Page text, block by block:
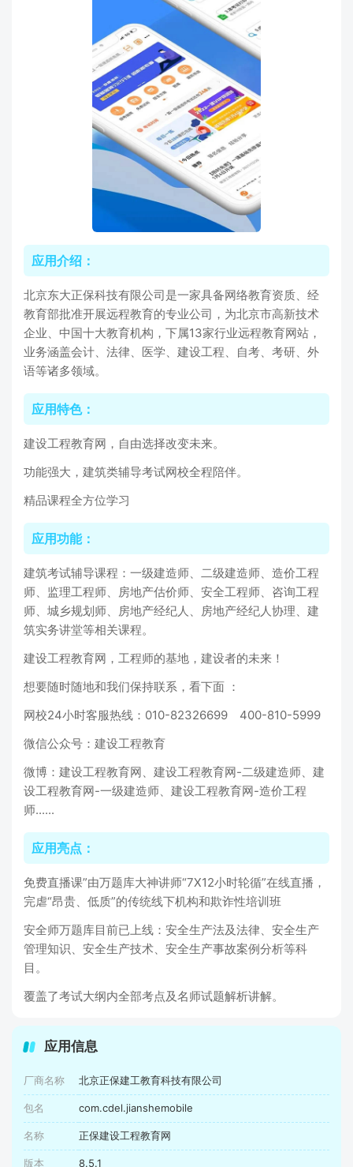
应用介绍：
北京东大正保科技有限公司是一家具备网络教育资质、经
教育部批准开展远程教育的专业公司，为北京市高新技术
企业、中国十大教育机构，下属13家行业远程教育网站，
业务涵盖会计、法律、医学、建设工程、自考、考研、外
语等诸多领域。
应用特色：
建设工程教育网，自由选择改变未来。
功能强大，建筑类辅导考试网校全程陪伴。
精品课程全方位学习
应用功能：
建筑考试辅导课程：一级建造师、二级建造师、造价工程
师、监理工程师、房地产估价师、安全工程师、咨询工程
师、城乡规划师、房地产经纪人、房地产经纪人协理、建
筑实务讲堂等相关课程。
建设工程教育网，工程师的基地，建设者的未来！
想要随时随地和我们保持联系，看下面 ：
网校24小时客服热线：010-82326699 400-810-5999
微信公众号：建设工程教育
微博：建设工程教育网、建设工程教育网-二级建造师、建
设工程教育网-一级建造师、建设工程教育网-造价工程
师......
应用亮点：
免费直播课”由万题库大神讲师“7X12小时轮循”在线直播，
完虐“昂贵、低质”的传统线下机构和欺诈性培训班
安全师万题库目前已上线：安全生产法及法律、安全生产
管理知识、安全生产技术、安全生产事故案例分析等科
目。
覆盖了考试大纲内全部考点及名师试题解析讲解。
应用信息
厂商名称 北京正保建工教育科技有限公司
包名 com.cdel.jianshemobile
名称 正保建设工程教育网
版本 8.5.1